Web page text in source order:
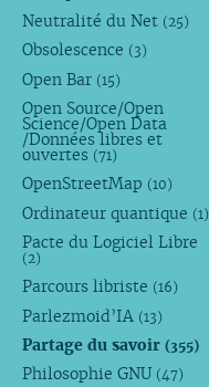
Neutralité du Net (25)
Obsolescence (3)
Open Bar (15)
Open Source/Open
Science/Open Data
/Données libres et
ouvertes (71)
OpenStreetMap (10)
Ordinateur quantique (1)
Pacte du Logiciel Libre
(2)
Parcours libriste (16)
Parlezmoid’IA (13)
Partage du savoir (355)
Philosophie GNU (47)